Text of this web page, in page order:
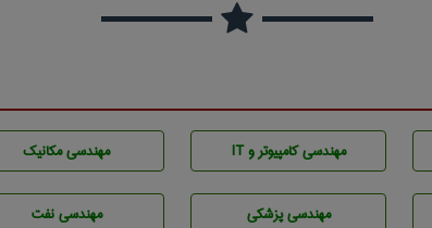
مهندسی كامپيوتر و IT مهندسی مکانیک
مهندسی پزشکی مهندسی نفت